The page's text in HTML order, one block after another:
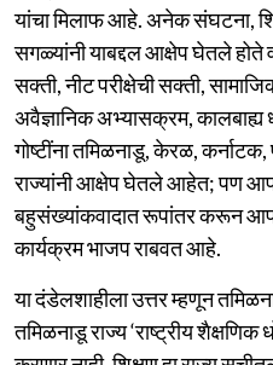
यांचा मिलाफ आहे. अनेक संघटना,
सगळ्यांनी याबद्दल आक्षेप घेतले
सक्ती, नीट परीक्षेची सक्ती,
अवैज्ञानिक अभ्यासक्रम, कालबाह्य
गोष्टींना तमिळनाडू, केरळ,
राज्यांनी आक्षेप घेतले आहेत; पण
बहुसंख्यांकवादात रूपांतर करून
कार्यक्रम भाजप राबवत आहे.
या दंडेलशाहीला उत्तर म्हणून
तमिळनाडू राज्य ‘राष्ट्रीय